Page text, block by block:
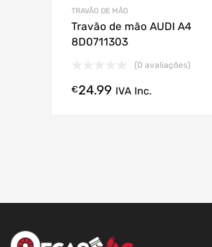
TRAVÃO DE MÃO
Travão de mão AUDI A4
8D0711303
(0 avaliações)
€24.99 IVA Inc.